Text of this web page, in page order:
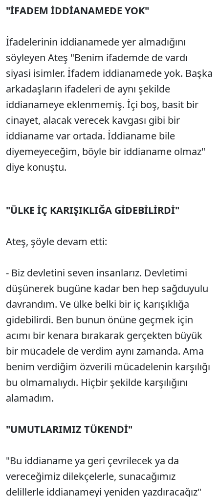
"İFADEM İDDİANAMEDE YOK"
İfadelerinin iddianamede yer almadığını
söyleyen Ateş "Benim ifademde de vardı
siyasi isimler. İfadem iddianamede yok. Başka
arkadaşların ifadeleri de aynı şekilde
iddianameye eklenmemiş. İçi boş, basit bir
cinayet, alacak verecek kavgası gibi bir
iddianame var ortada. İddianame bile
diyemeyeceğim, böyle bir iddianame olmaz"
diye konuştu.
"ÜLKE İÇ KARIŞIKLIĞA GİDEBİLİRDİ"
Ateş, şöyle devam etti:
- Biz devletini seven insanlarız. Devletimi
düşünerek bugüne kadar ben hep sağduyulu
davrandım. Ve ülke belki bir iç karışıklığa
gidebilirdi. Ben bunun önüne geçmek için
acımı bir kenara bırakarak gerçekten büyük
bir mücadele de verdim aynı zamanda. Ama
benim verdiğim özverili mücadelenin karşılığı
bu olmamalıydı. Hiçbir şekilde karşılığını
alamadım.
"UMUTLARIMIZ TÜKENDİ"
"Bu iddianame ya geri çevrilecek ya da
vereceğimiz dilekçelerle, sunacağımız
delillerle iddianameyi yeniden yazdıracağız"